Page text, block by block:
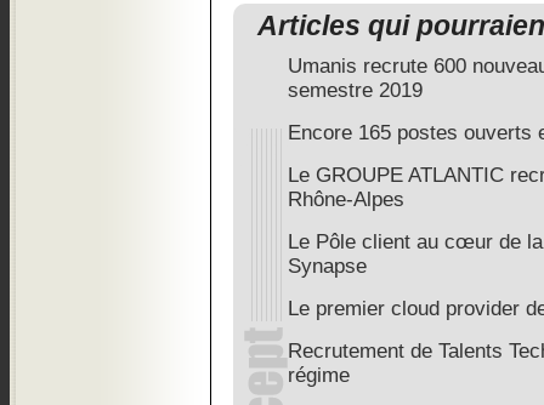
Articles qui
Umanis recrute 600
semestre 2019
Encore 165 postes ouverts
Le GROUPE ATLANTIC
Rhône-Alpes
Le Pôle client au cœur de
Synapse
Le premier cloud provider
Recrutement de Talents
régime